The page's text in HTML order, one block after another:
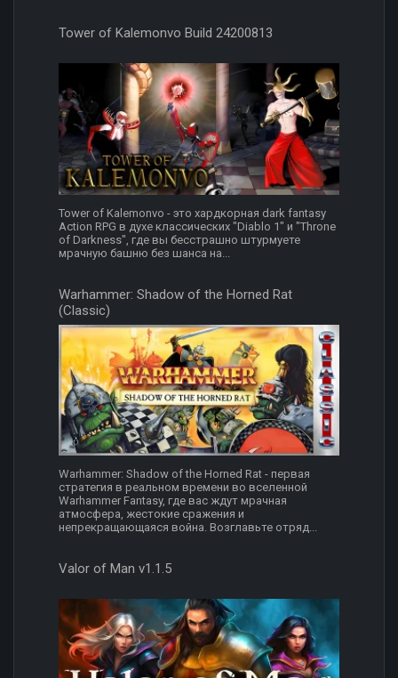
Tower of Kalemonvo Build 24200813
Tower of Kalemonvo - это хардкорная dark fantasy
Action RPG в духе классических "Diablo 1" и "Throne
of Darkness", где вы бесстрашно штурмуете
мрачную башню без шанса на...
Warhammer: Shadow of the Horned Rat
(Classic)
Warhammer: Shadow of the Horned Rat - первая
стратегия в реальном времени во вселенной
Warhammer Fantasy, где вас ждут мрачная
атмосфера, жестокие сражения и
непрекращающаяся война. Возглавьте отряд...
Valor of Man v1.1.5